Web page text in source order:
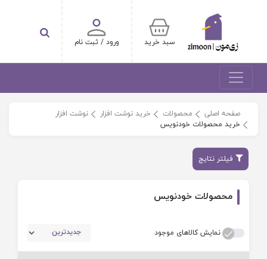
ورود / ثبت نام سبد خرید
صفحه اصلی محصولات خرید نوشت افزار
نوشت افزار
خرید محصولات خودنویس
فیلتر نتایج
محصولات خودنویس
نمایش کالاهای موجود